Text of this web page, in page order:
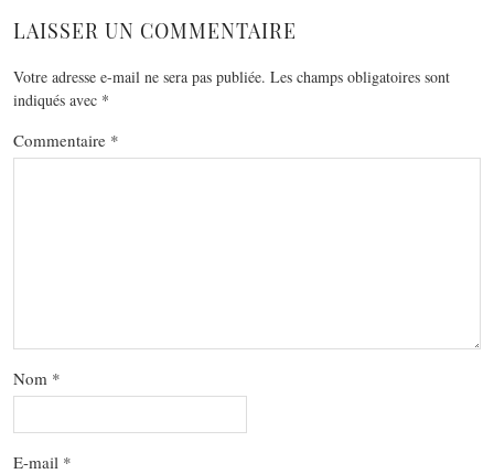
LAISSER UN COMMENTAIRE
Votre adresse e-mail ne sera pas publiée. Les champs obligatoires sont
indiqués avec *
Commentaire *
Nom *
E-mail *